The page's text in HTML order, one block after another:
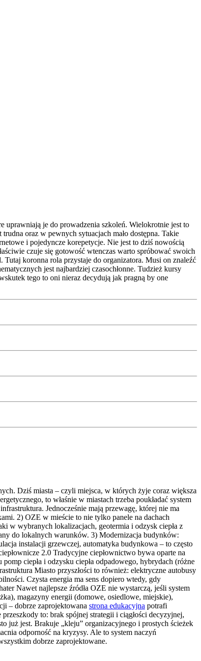
uprawniają je do prowadzenia szkoleń. Wielokrotnie jest to
oraz w pewnych sytuacjach mało dostępna. Takie
i pojedyncze korepetycje. Nie jest to dziś nowością
czuje się gotowość wtenczas warto spróbować swoich
koronna rola przystaje do organizatora. Musi on znaleźć
jest najbardziej czasochłonne. Tudzież kursy
tego to oni nieraz decydują jak pragną by one
Dziś miasta – czyli miejsca, w których żyje coraz większa
to właśnie w miastach trzeba poukładać system
Jednocześnie mają przewagę, której nie ma
2) OZE w mieście to nie tylko panele na dachach
w wybranych lokalizacjach, geotermia i odzysk ciepła z
do lokalnych warunków. 3) Modernizacja budynków:
instalacji grzewczej, automatyka budynkowa – to często
2.0 Tradycyjne ciepłownictwo bywa oparte na
ciepła i odzysku ciepła odpadowego, hybrydach (różne
Miasto przyszłości to również: elektryczne autobusy
Czysta energia ma sens dopiero wtedy, gdy
Nawet najlepsze źródła OZE nie wystarczą, jeśli system
magazyny energii (domowe, osiedlowe, miejskie),
– dobrze zaprojektowana strona edukacyjna potrafi
to: brak spójnej strategii i ciągłości decyzyjnej,
już jest. Brakuje „kleju” organizacyjnego i prostych ścieżek
odporność na kryzysy. Ale to system naczyń
dobrze zaprojektowane.